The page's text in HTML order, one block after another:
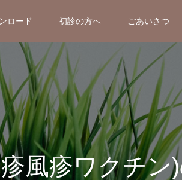
ロード 初診の方へ ごあいさつ
風疹ワクチン